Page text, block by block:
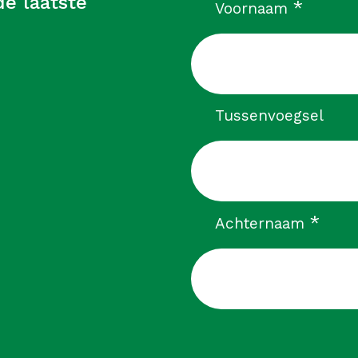
Voornaam *
Tussenvoegsel
Achternaam *